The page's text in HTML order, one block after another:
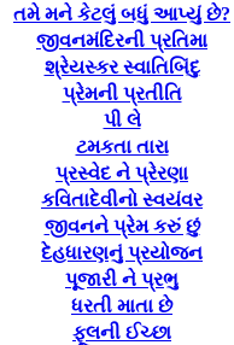
તમે મને કેટલું બધું આપ્યું છે?
જીવનમંદિરની પ્રતિમા
શ્રેયસ્કર સ્વાતિબિંદુ
પ્રેમની પ્રતીતિ
પી લે
ટમકતા તારા
પ્રસ્વેદ ને પ્રેરણા
કવિતાદેવીનો સ્વયંવર
જીવનને પ્રેમ કરું છું
દેહધારણનું પ્રયોજન
પૂજારી ને પ્રભુ
ધરતી માતા છે
ફૂલની ઈચ્છા